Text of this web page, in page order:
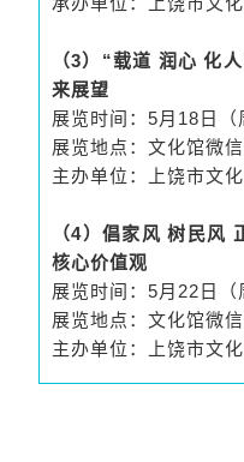
（3）“载道 润心 化
来展望
展览时间：5月18日（
展览地点：文化馆微
主办单位：上饶市文
（4）倡家风 树民
核心价值观
展览时间：5月22日（
展览地点：文化馆微
主办单位：上饶市文